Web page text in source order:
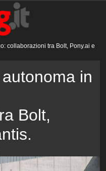
collaborazioni tra Bolt, Pony.ai e
in
Bolt,